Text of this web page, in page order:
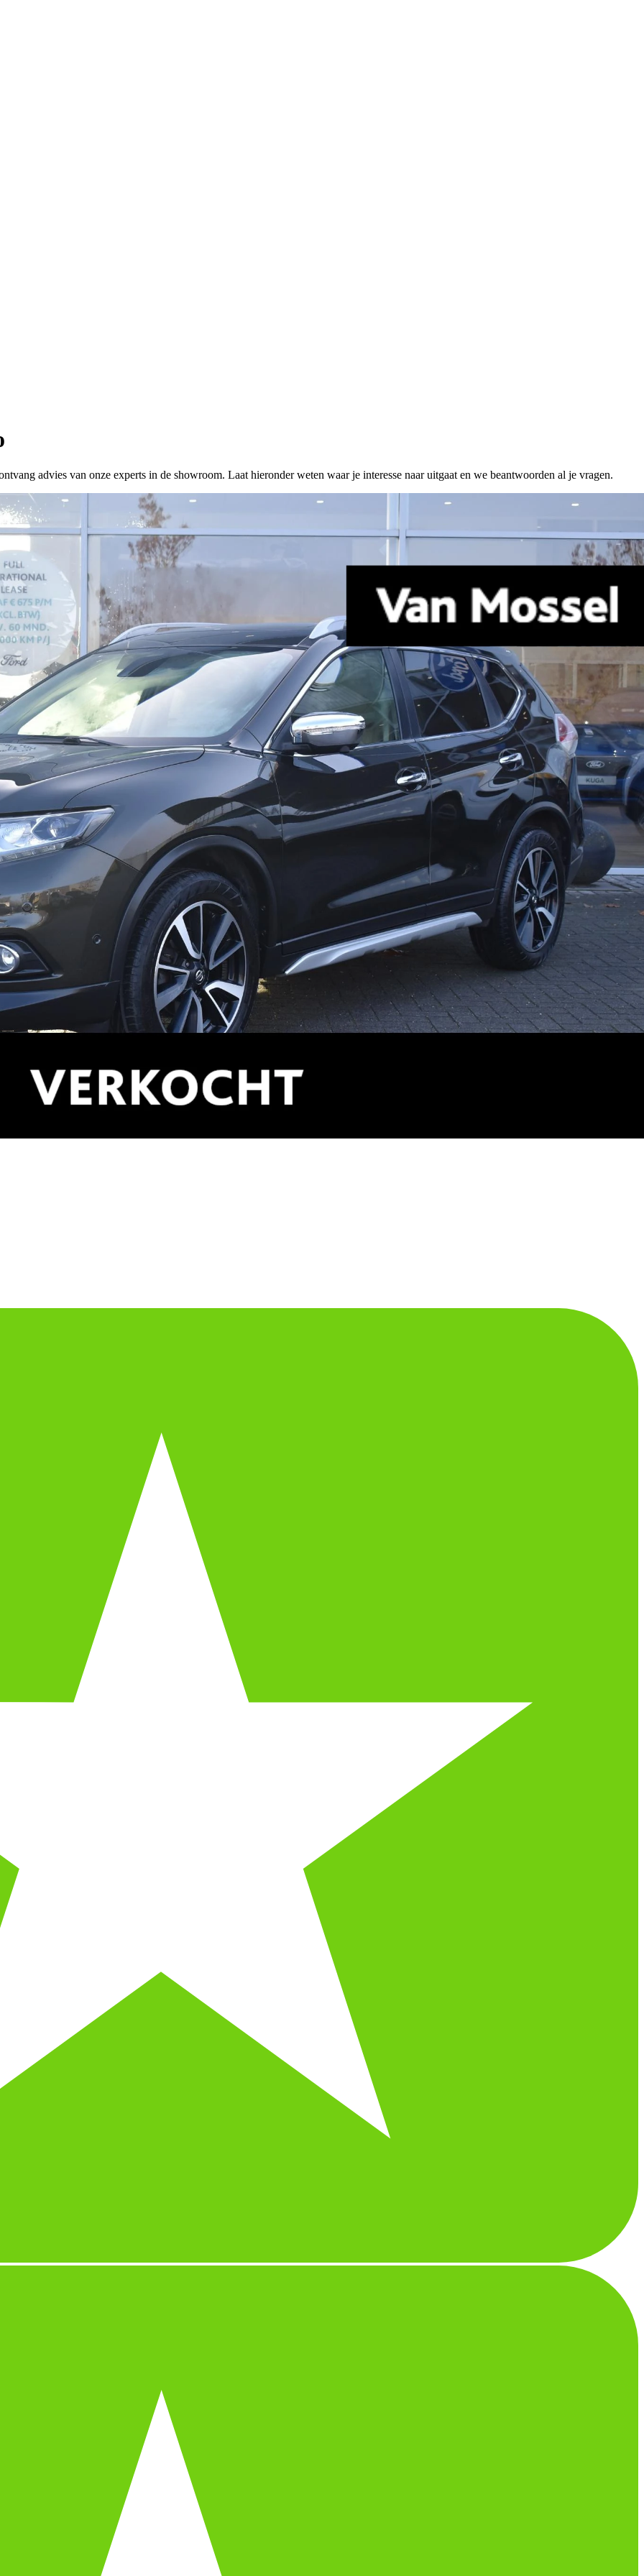
advies van onze experts in de showroom. Laat hieronder weten waar je interesse naar uitgaat en we beantwoorden al je vragen.